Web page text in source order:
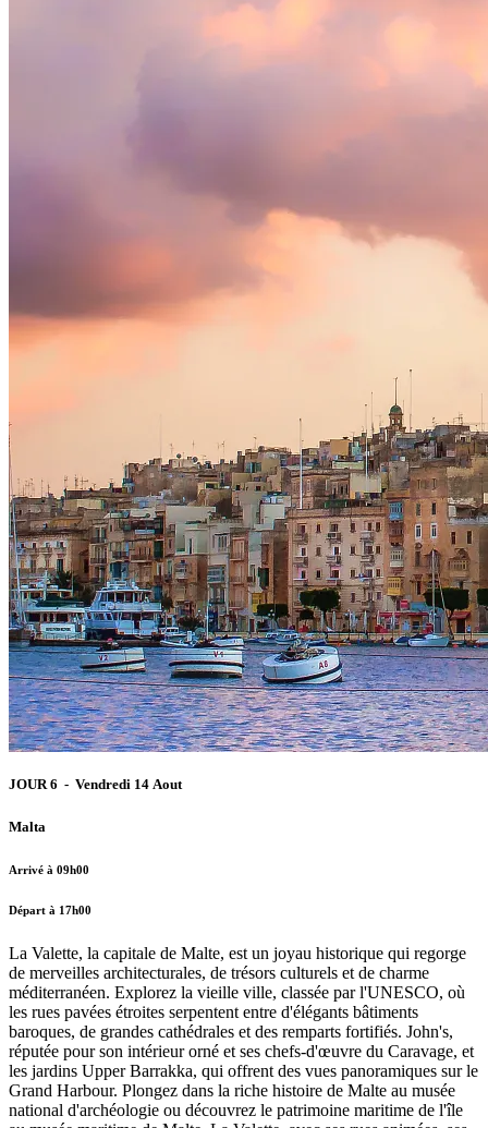
JOUR 6 - Vendredi 14 Aout
Malta
Arrivé à 09h00
Départ à 17h00
La Valette, la capitale de Malte, est un joyau historique qui regorge
de merveilles architecturales, de trésors culturels et de charme
méditerranéen. Explorez la vieille ville, classée par l'UNESCO, où
les rues pavées étroites serpentent entre d'élégants bâtiments
baroques, de grandes cathédrales et des remparts fortifiés. John's,
réputée pour son intérieur orné et ses chefs-d'œuvre du Caravage, et
les jardins Upper Barrakka, qui offrent des vues panoramiques sur le
Grand Harbour. Plongez dans la riche histoire de Malte au musée
national d'archéologie ou découvrez le patrimoine maritime de l'île